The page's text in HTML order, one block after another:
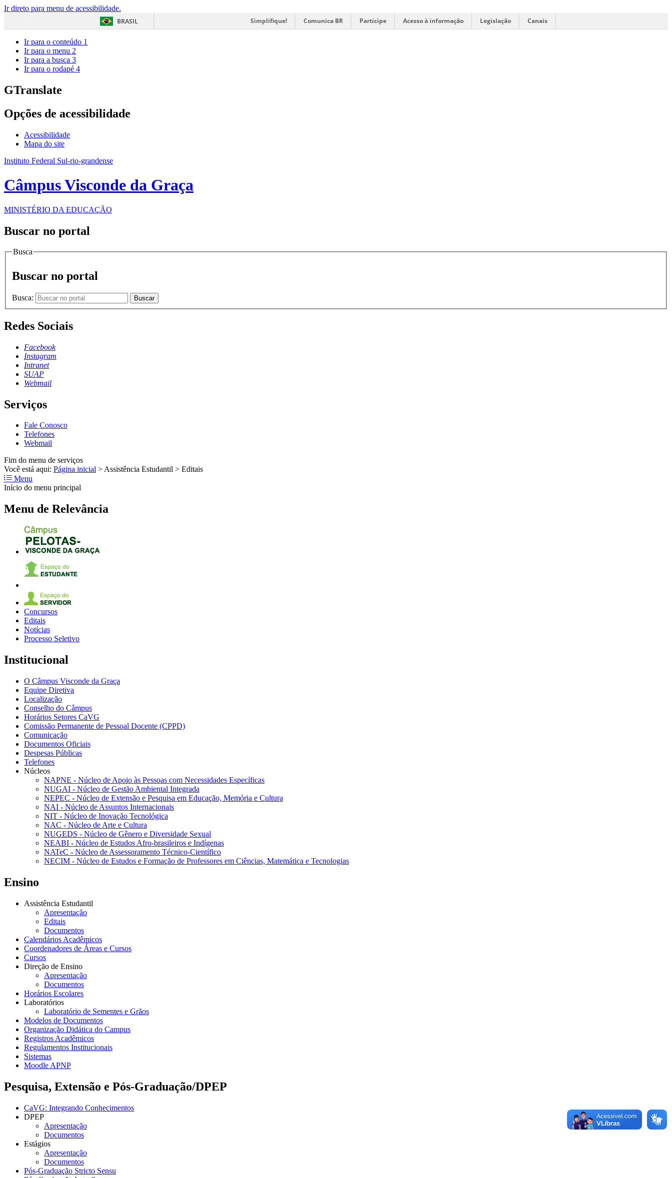
Ir direto para menu de acessibilidade.
BRASIL
Simplifique! Comunica BR Participe Acesso à informação Legislação Canais
Ir para o conteúdo 1
Ir para o menu 2
Ir para a busca 3
Ir para o rodapé 4
GTranslate
Opções de acessibilidade
Acessibilidade
Mapa do site
Instituto Federal Sul-rio-grandense
Câmpus Visconde da Graça
MINISTÉRIO DA EDUCAÇÃO
Buscar no portal
Busca
Buscar no portal
Busca: Buscar
Redes Sociais
Facebook
Instagram
Intranet
SUAP
Webmail
Serviços
Fale Conosco
Telefones
Webmail
Fim do menu de serviços
Você está aqui: Página inicial >Assistência Estudantil > Editais
Menu
Início do menu principal
Menu de Relevância
Concursos
Editais
Notícias
Processo Seletivo
Institucional
O Câmpus Visconde da Graça
Equipe Diretiva
Localização
Conselho do Câmpus
Horários Setores CaVG
Comissão Permanente de Pessoal Docente (CPPD)
Comunicação
Documentos Oficiais
Despesas Públicas
Telefones
Núcleos
NAPNE - Núcleo de Apoio às Pessoas com Necessidades Específicas
NUGAI - Núcleo de Gestão Ambiental Integrada
NEPEC - Núcleo de Extensão e Pesquisa em Educação, Memória e Cultura
NAI - Núcleo de Assuntos Internacionais
NIT - Núcleo de Inovação Tecnológica
NAC - Núcleo de Arte e Cultura
NUGEDS - Núcleo de Gênero e Diversidade Sexual
NEABI - Núcleo de Estudos Afro-brasileiros e Indígenas
NATeC - Núcleo de Assessoramento Técnico-Científico
NECIM - Núcleo de Estudos e Formação de Professores em Ciências, Matemática e Tecnologias
Ensino
Assistência Estudantil
Apresentação
Editais
Documentos
Calendários Acadêmicos
Coordenadores de Áreas e Cursos
Cursos
Direção de Ensino
Apresentação
Documentos
Horários Escolares
Laboratórios
Laboratório de Sementes e Grãos
Modelos de Documentos
Organização Didática do Campus
Registros Acadêmicos
Regulamentos Institucionais
Sistemas
Moodle APNP
Pesquisa, Extensão e Pós-Graduação/DPEP
CaVG: Integrando Conhecimentos
DPEP
Apresentação
Documentos
Estágios
Apresentação
Documentos
Pós-Graduação Stricto Sensu